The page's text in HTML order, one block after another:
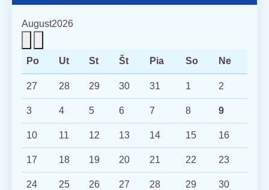
August2026
Po Ut St Št Pia So Ne
27 28 29 30 31 1 2
3 4 5 6 7 8 9
10 11 12 13 14 15 16
17 18 19 20 21 22 23
24 25 26 27 28 29 30